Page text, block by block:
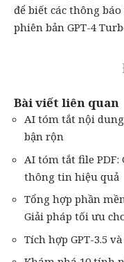
để biết các thông
phiên bản GPT-4
Bài viết liên quan
AI tóm tắt nội
bận rộn
AI tóm tắt file PDF:
thông tin hiệu quả
Tổng hợp phần
Giải pháp tối ưu
Tích hợp GPT-3.5